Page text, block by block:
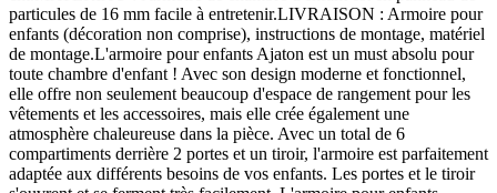
particules de 16 mm facile à entretenir.LIVRAISON : Armoire pour
enfants (décoration non comprise), instructions de montage, matériel
de montage.L'armoire pour enfants Ajaton est un must absolu pour
toute chambre d'enfant ! Avec son design moderne et fonctionnel,
elle offre non seulement beaucoup d'espace de rangement pour les
vêtements et les accessoires, mais elle crée également une
atmosphère chaleureuse dans la pièce. Avec un total de 6
compartiments derrière 2 portes et un tiroir, l'armoire est parfaitement
adaptée aux différents besoins de vos enfants. Les portes et le tiroir